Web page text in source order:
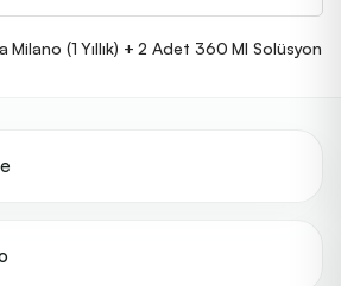
Milano (1 Yıllık) + 2 Adet 360 Ml Solüsyon